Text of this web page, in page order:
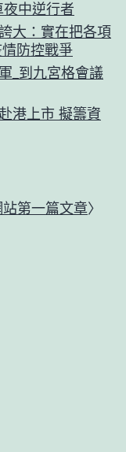
中逆行者
大：實在把各項
防控戰爭
_到九宮格會議
港上市 擬籌資
站第一篇文章〉